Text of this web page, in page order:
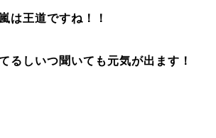
嵐は王道ですね！！
るしいつ聞いても元気が出ます！